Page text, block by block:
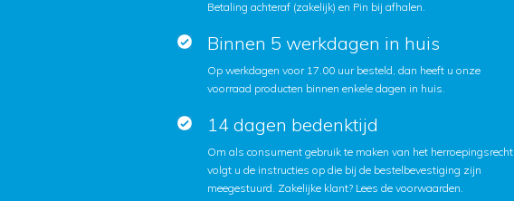
Betaling achteraf (zakelijk) en Pin bij afhalen.
Binnen 5 werkdagen in huis
Op werkdagen voor 17.00 uur besteld, dan heeft u onze
voorraad producten binnen enkele dagen in huis.
14 dagen bedenktijd
Om als consument gebruik te maken van het herroepingsrecht
volgt u de instructies op die bij de bestelbevestiging zijn
meegestuurd. Zakelijke klant? Lees de voorwaarden.